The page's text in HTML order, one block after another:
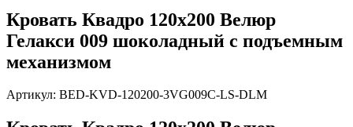
Кровать Квадро 120х200 Велюр
Гелакси 009 шоколадный с подъемным
механизмом
Артикул: BED-KVD-120200-3VG009C-LS-DLM